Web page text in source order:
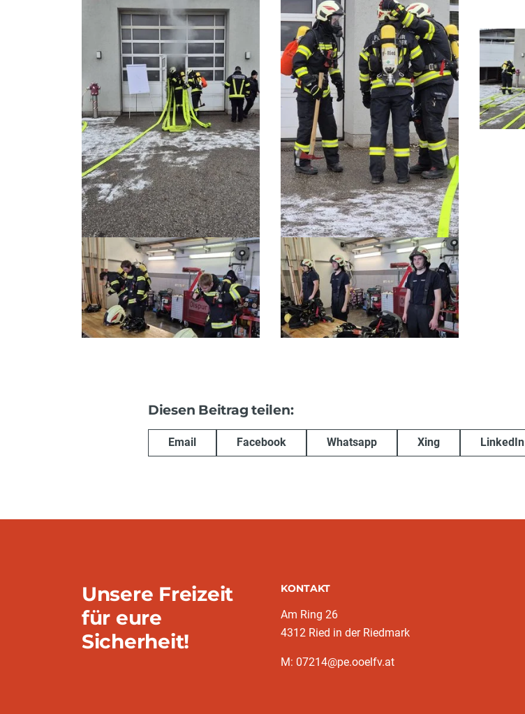
Diesen Beitrag teilen:
Email Facebook Whatsapp Xing LinkedIn
Unsere Freizeit
für eure
Sicherheit!
KONTAKT
Am Ring 26
4312 Ried in der Riedmark
M: 07214@pe.ooelfv.at